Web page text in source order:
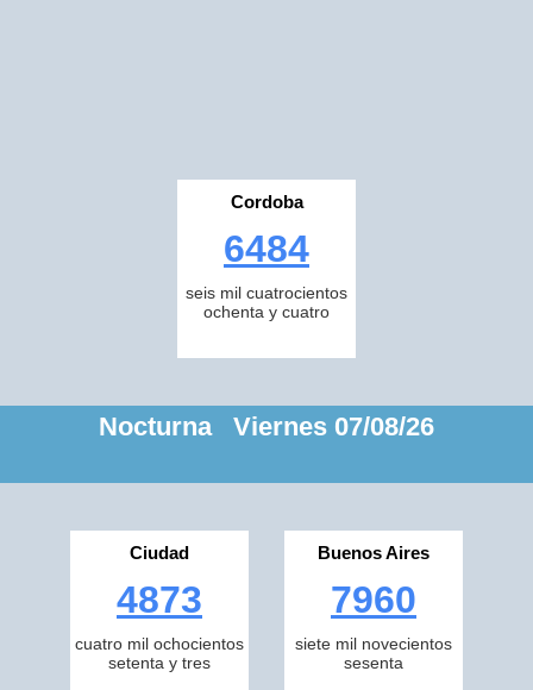
Cordoba
6484
seis mil cuatrocientos
ochenta y cuatro
Nocturna Viernes 07/08/26
Ciudad
4873
cuatro mil ochocientos
setenta y tres
Buenos Aires
7960
siete mil novecientos
sesenta